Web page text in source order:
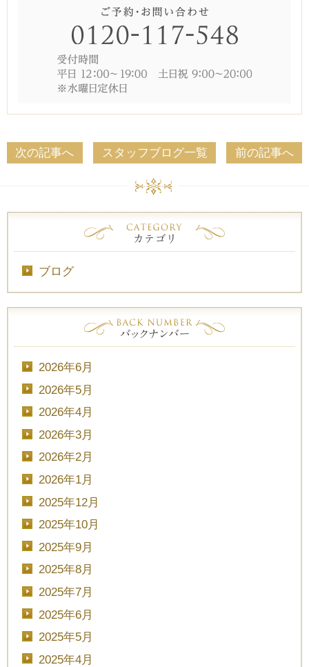
スタッフブログ一覧
次の記事へ 前の記事へ
ブログ
2026年6月
2026年5月
2026年4月
2026年3月
2026年2月
2026年1月
2025年12月
2025年10月
2025年9月
2025年8月
2025年7月
2025年6月
2025年5月
2025年4月